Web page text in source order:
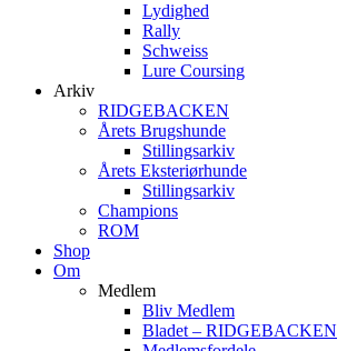
Lydighed
Rally
Schweiss
Lure Coursing
Arkiv
RIDGEBACKEN
Årets Brugshunde
Stillingsarkiv
Årets Eksteriørhunde
Stillingsarkiv
Champions
ROM
Shop
Om
Medlem
Bliv Medlem
Bladet – RIDGEBACKEN